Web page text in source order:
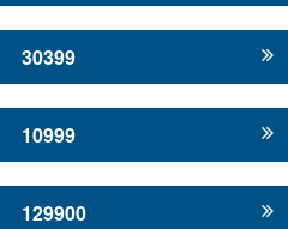
30399
10999
129900